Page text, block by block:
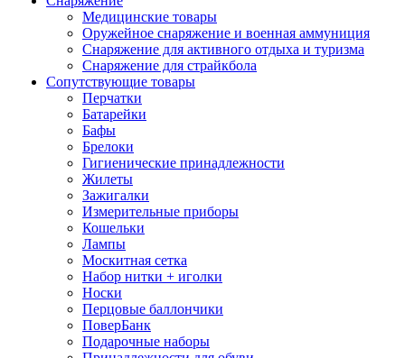
Медицинские товары
Оружейное снаряжение и военная аммуниция
Снаряжение для активного отдыха и туризма
Снаряжение для страйкбола
Сопутствующие товары
Перчатки
Батарейки
Бафы
Брелоки
Гигиенические принадлежности
Жилеты
Зажигалки
Измерительные приборы
Кошельки
Лампы
Москитная сетка
Набор нитки + иголки
Носки
Перцовые баллончики
ПоверБанк
Подарочные наборы